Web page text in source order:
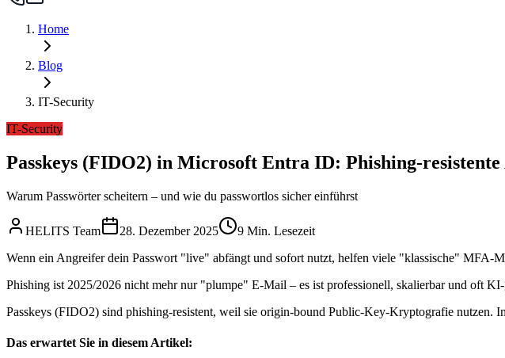
Home
Blog
IT-Security
IT-Security
Passkeys (FIDO2) in Microsoft Entra ID: Phishing-
Warum Passwörter scheitern – und wie du passwortlos sicher einführst
HELITS Team 28. Dezember 2025 9 Min. Lesezeit
Wenn ein Angreifer dein Passwort "live" abfängt und sofort nutzt, helfen viele "klassische" MFA-
Phishing ist 2025/2026 nicht mehr nur "plumpe" E-Mail – es ist professionell, skalierbar und oft
Passkeys (FIDO2) sind phishing-resistent, weil sie origin-bound Public-Key-Kryptografie nutzen.
Das erwartet Sie in diesem Artikel: